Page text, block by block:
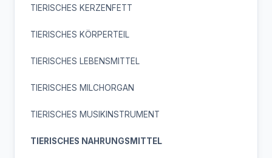
TIERISCHES KERZENFETT
TIERISCHES KÖRPERTEIL
TIERISCHES LEBENSMITTEL
TIERISCHES MILCHORGAN
TIERISCHES MUSIKINSTRUMENT
TIERISCHES NAHRUNGSMITTEL